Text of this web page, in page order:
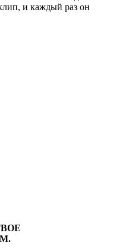
и каждый раз он